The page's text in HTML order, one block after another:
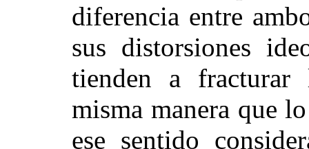
diferencia entre
sus distorsiones
tienden a
misma manera que
ese sentido